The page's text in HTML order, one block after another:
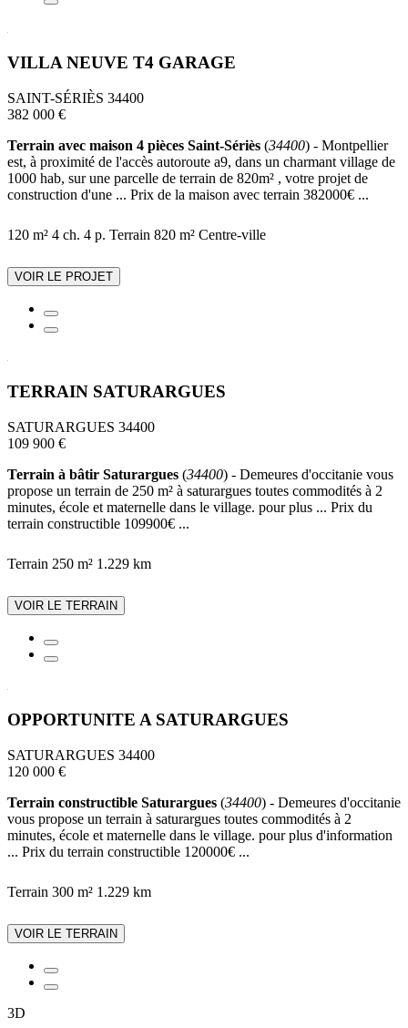
VILLA NEUVE T4 GARAGE
SAINT-SÉRIÈS 34400
382 000 €
Terrain avec maison 4 pièces Saint-Sériès (34400) - Montpellier
est, à proximité de l'accès autoroute a9, dans un charmant village de
1000 hab, sur une parcelle de terrain de 820m² , votre projet de
construction d'une ... Prix de la maison avec terrain 382000€ ...
120 m² 4 ch. 4 p. Terrain 820 m² Centre-ville
VOIR LE PROJET
TERRAIN SATURARGUES
SATURARGUES 34400
109 900 €
Terrain à bâtir Saturargues (34400) - Demeures d'occitanie vous
propose un terrain de 250 m² à saturargues toutes commodités à 2
minutes, école et maternelle dans le village. pour plus ... Prix du
terrain constructible 109900€ ...
Terrain 250 m² 1.229 km
VOIR LE TERRAIN
OPPORTUNITE A SATURARGUES
SATURARGUES 34400
120 000 €
Terrain constructible Saturargues (34400) - Demeures d'occitanie
vous propose un terrain à saturargues toutes commodités à 2
minutes, école et maternelle dans le village. pour plus d'information
... Prix du terrain constructible 120000€ ...
Terrain 300 m² 1.229 km
VOIR LE TERRAIN
3D